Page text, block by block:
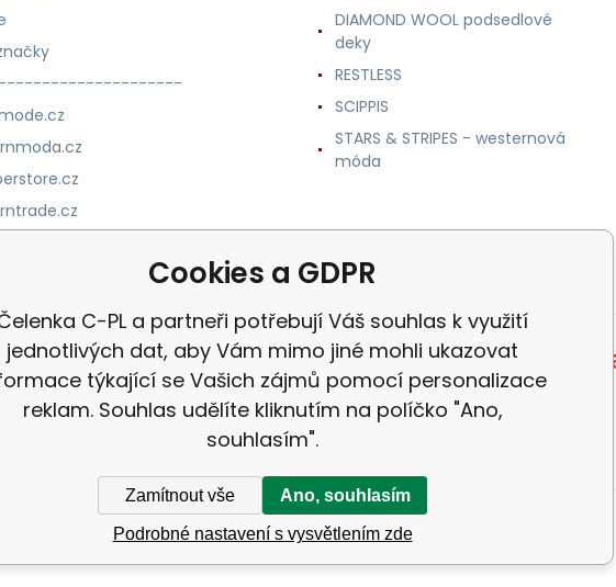
DIAMOND WOOL podsedlové
deky
RESTLESS
SCIPPIS
STARS & STRIPES - westernová
móda
Cookies a GDPR
C-PL a partneři potřebují Váš souhlas k využití
jednotlivých dat, aby Vám mimo jiné mohli ukazovat
týkající se Vašich zájmů pomocí personalizace
reklam. Souhlas udělíte kliknutím na políčko "Ano,
souhlasím".
Zamítnout vše Ano, souhlasím
Podrobné nastavení s vysvětlením zde